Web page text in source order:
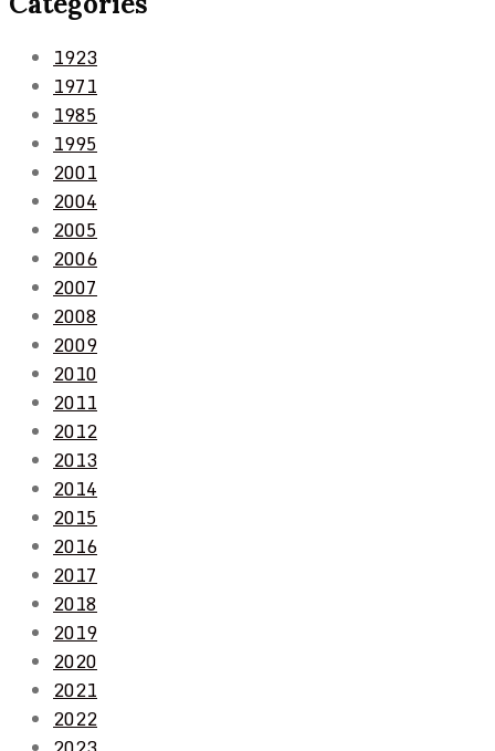
1923
1971
1985
1995
2001
2004
2005
2006
2007
2008
2009
2010
2011
2012
2013
2014
2015
2016
2017
2018
2019
2020
2021
2022